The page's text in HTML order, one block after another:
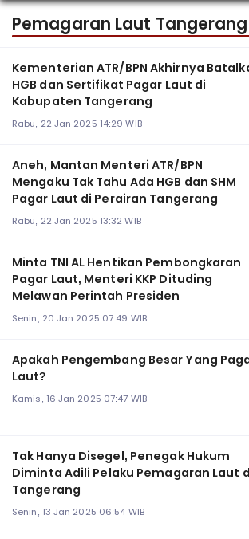
Pemagaran Laut Tangerang
Kementerian ATR/BPN Akhirnya
HGB dan Sertifikat Pagar Laut di
Kabupaten Tangerang
Rabu, 22 Jan 2025 14:29 WIB
Aneh, Mantan Menteri ATR/BPN
Mengaku Tak Tahu Ada HGB dan SHM
Pagar Laut di Perairan Tangerang
Rabu, 22 Jan 2025 13:32 WIB
Minta TNI AL Hentikan Pembongkaran
Pagar Laut, Menteri KKP Dituding
Melawan Perintah Presiden
Senin, 20 Jan 2025 07:49 WIB
Apakah Pengembang Besar Yang
Laut?
Kamis, 16 Jan 2025 07:47 WIB
Tak Hanya Disegel, Penegak Hukum
Diminta Adili Pelaku Pemagaran Laut
Tangerang
Senin, 13 Jan 2025 06:54 WIB